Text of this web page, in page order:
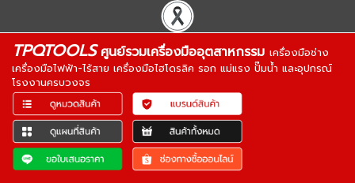
TPQTOOLSศูนย์รวมเครื่องมืออุตสาหกรรม เครื่องมือช่าง
เครื่องมือไฟฟ้า-ไร้สาย เครื่องมือไฮโดรลิค รอก แม่แรง ปั๊มน้ำ และอุปกรณ์
โรงงานครบวงจร